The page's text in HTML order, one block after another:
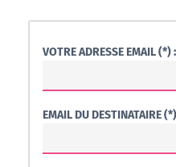
VOTRE ADRESSE EMAIL (*) :
EMAIL DU DESTINATAIRE